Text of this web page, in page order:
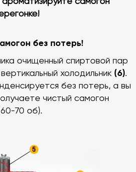
без потерь!
очищенный спиртовой пар
холодильник (6).
без потерь, а вы
чистый самогон
70 об).